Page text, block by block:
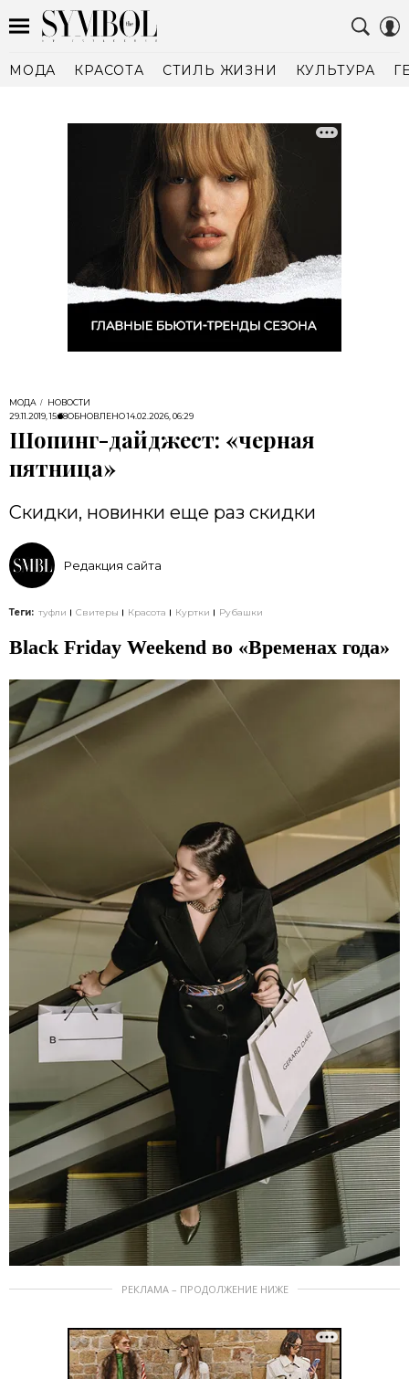
МОДА КРАСОТА СТИЛЬ ЖИЗНИ КУЛЬТУРА
МОДА
НОВОСТИ
29.11.2019, 15:38ОБНОВЛЕНО14.02.2026, 06:29
Шопинг-дайджест: «черная
пятница»
Скидки, новинки еще раз скидки
Редакция сайта
Теги: туфли Свитеры Красота Куртки Рубашки
Black Friday Weekend во «Временах года»
РЕКЛАМА – ПРОДОЛЖЕНИЕ НИЖЕ